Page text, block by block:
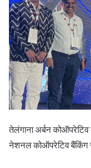
तेलंगाना अर्बन
नेशनल कोऑपरेटिव बैंकिंग